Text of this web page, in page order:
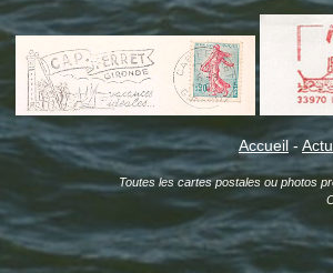
Accueil -
Toutes les cartes postales ou photos